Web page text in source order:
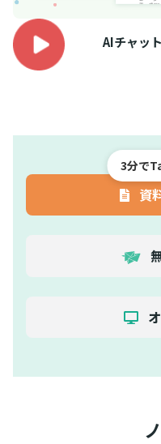
AIチャッ
3分で
資